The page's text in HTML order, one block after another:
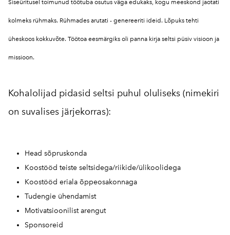
Siseüritusel toimunud töötuba osutus väga edukaks, kogu meeskond jaotati
kolmeks rühmaks. Rühmades arutati - genereeriti ideid. Lõpuks tehti
üheskoos kokkuvõte. Töötoa eesmärgiks oli panna kirja seltsi püsiv visioon ja
missioon.
Kohalolijad pidasid seltsi puhul oluliseks (nimekiri
on suvalises järjekorras):
Head sõpruskonda
Koostööd teiste seltsidega/riikide/ülikoolidega
Koostööd eriala õppeosakonnaga
Tudengie ühendamist
Motivatsioonilist arengut
Sponsoreid